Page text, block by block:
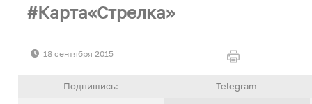
Карта«Стрелка»
18 сентября 2015